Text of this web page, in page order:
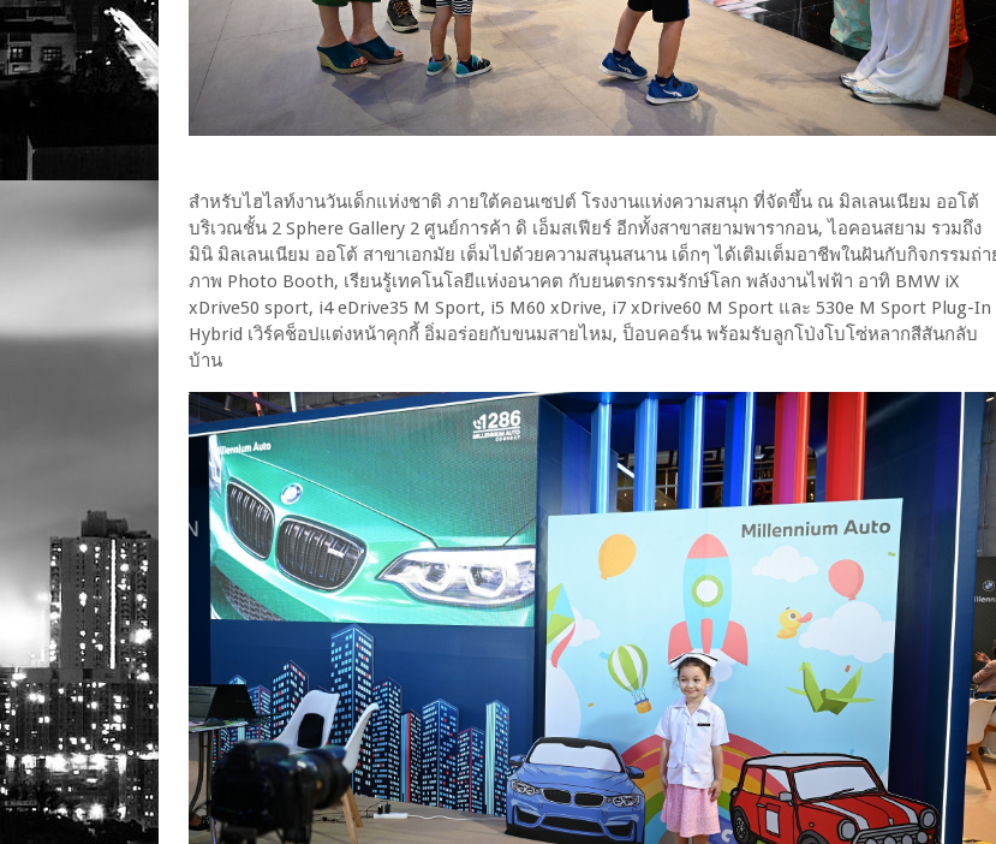
สำหรับไฮไลท์งานวันเด็กแห่งชาติ ภายใต้คอนเซปต์ โรงงานแห่งความสนุก ที่จัดขึ้น ณ มิลเลนเนียม ออโต้
บริเวณชั้น 2 Sphere Gallery 2 ศูนย์การค้า ดิ เอ็มสเฟียร์ อีกทั้งสาขาสยามพารากอน, ไอคอนสยาม รวมถึง
มินิ มิลเลนเนียม ออโต้ สาขาเอกมัย เต็มไปด้วยความสนุนสนาน เด็กๆ ได้เติมเต็มอาชีพในฝันกับกิจกรรมถ่า
ภาพ Photo Booth, เรียนรู้เทคโนโลยีแห่งอนาคต กับยนตรกรรมรักษ์โลก พลังงานไฟฟ้า อาทิ BMW iX
xDrive50 sport, i4 eDrive35 M Sport, i5 M60 xDrive, i7 xDrive60 M Sport และ 530e M Sport Plug-In
Hybrid เวิร์คช็อปแต่งหน้าคุกกี้ อิ่มอร่อยกับขนมสายไหม, ป็อบคอร์น พร้อมรับลูกโป่งโบโซ่หลากสีสันกลับ
บ้าน